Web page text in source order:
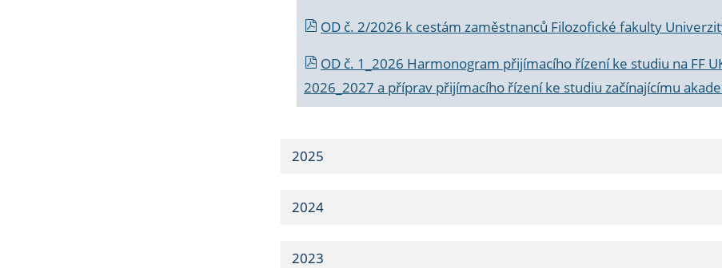
OD č. 2/2026 k cestám zaměstnanců Filozofické fakulty
OD č. 1_2026 Harmonogram přijímacího řízení ke studiu na FF
2026_2027 a příprav přijímacího řízení ke studiu začínajícímu
2025
2024
2023